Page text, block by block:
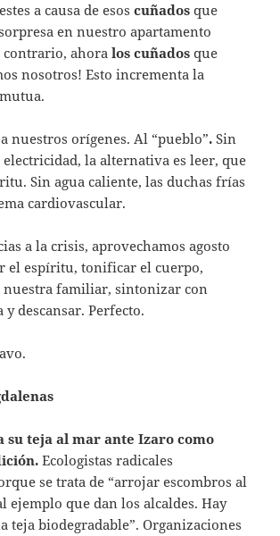
a causa de esoscuñados que
en nuestro apartamento
contrario, ahora los cuñados que
nosotros! Esto incrementa la
nuestros orígenes. Al “pueblo”. Sin
la alternativa es leer, que
Sin agua caliente, las duchas frías
cardiovascular.
a la crisis, aprovechamos agosto
el espíritu, tonificar el cuerpo,
nuestra familiar, sintonizar con
descansar. Perfecto.
su teja al mar anteIzaro como
Ecologistas radicales
se trata de “arrojar escombros al
ejemplo que dan los alcaldes. Hay
teja biodegradable”. Organizaciones